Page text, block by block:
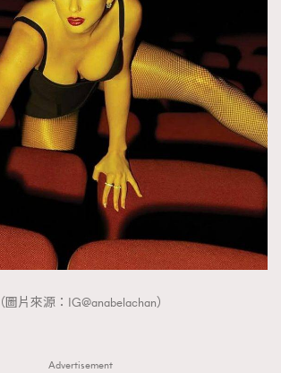
（圖片來源：IG@anabelachan）
Advertisement